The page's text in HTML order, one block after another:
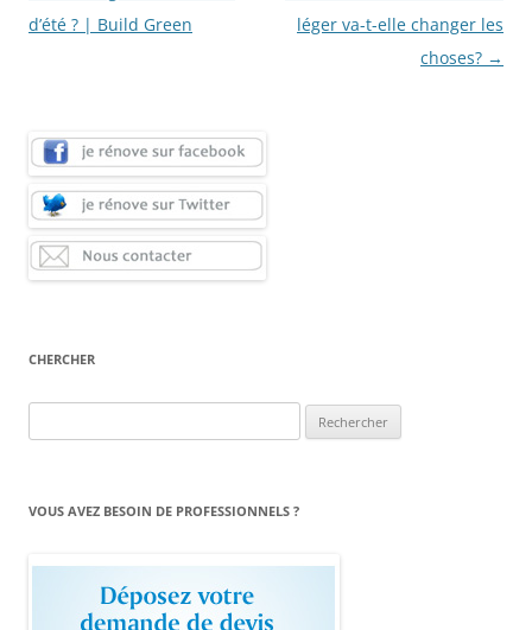
articles
d’été ? | Build Green
léger va-t-elle changer les
choses? →
CHERCHER
VOUS AVEZ BESOIN DE PROFESSIONNELS ?